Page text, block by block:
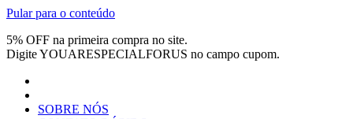
Pular para o conteúdo
5% OFF na primeira compra no site.
DigiteYOUARESPECIALFORUS no campo cupom.
SOBRE NÓS